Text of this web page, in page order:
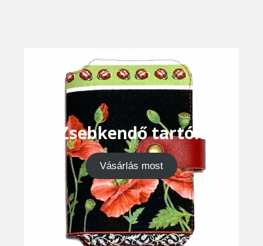
Zsebkendő tartók
Vásárlás most